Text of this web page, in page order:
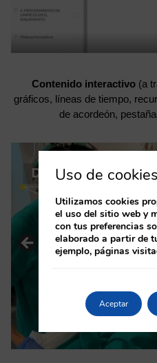
Contenido interactivo(a
gráficos, líneas de tiempo,
de acordeón,
Uso de
Utilizamos cookies
el uso del sitio web y
con tus preferencias
elaborado a partir de
ejemplo, páginas
Aceptar